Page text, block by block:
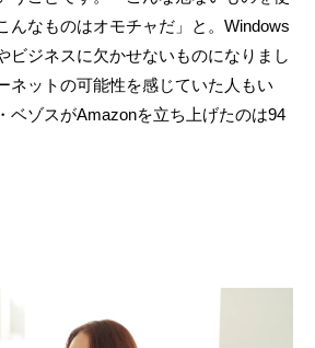
んなものはオモチャだ」と。Windows
ビジネスに欠かせないものになりまし
ネットの可能性を感じていた人もい
ベゾスがAmazonを立ち上げたのは94